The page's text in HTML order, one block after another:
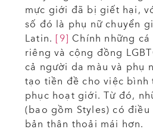
mực giới đã bị giết hại,
số đó là phụ nữ chuyển
Latin. [9] Chính những
riêng và cộng đồng
cả người da màu và phụ
tạo tiền đề cho việc bình
phục hoạt giới. Từ đó,
(bao gồm Styles) có
bản thân thoải mái hơn.